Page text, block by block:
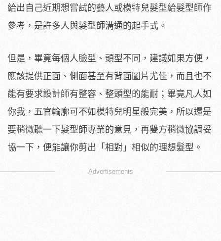
給出自己近期想嘗試的藝人或模特兒髮型給髮型師作
參考，是許多人與髮型師溝通的起手式。
但是，畢竟每個人臉型、頭型不同，建議如果方便，
應該提供正面、側面甚至有背面圖片尤佳，而且也不
能有要求設計師有整容、整頭型的能耐；畢竟凡人如
你我，五官輪廓可不如模特兒明星般完美，所以還是
要稍微聽一下髮型師專業的意見，再雙方稍微協調妥
協一下，便能讓你剪出「相對」相似的理想髮型。
Advertisements